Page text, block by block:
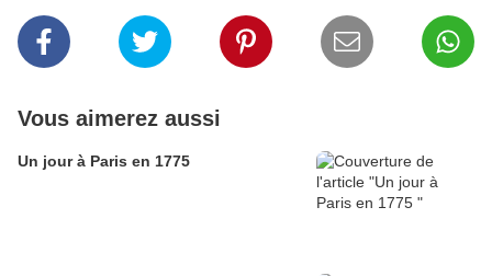
Vous aimerez aussi
Un jour à Paris en 1775